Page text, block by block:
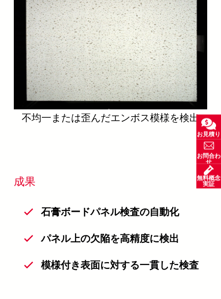
不均一または歪んだエンボス模様を検出
成果
石膏ボードパネル検査の自動化
パネル上の欠陥を高精度に検出
模様付き表面に対する一貫した検査
お見積り
お問合わ
せ
無料概念
実証